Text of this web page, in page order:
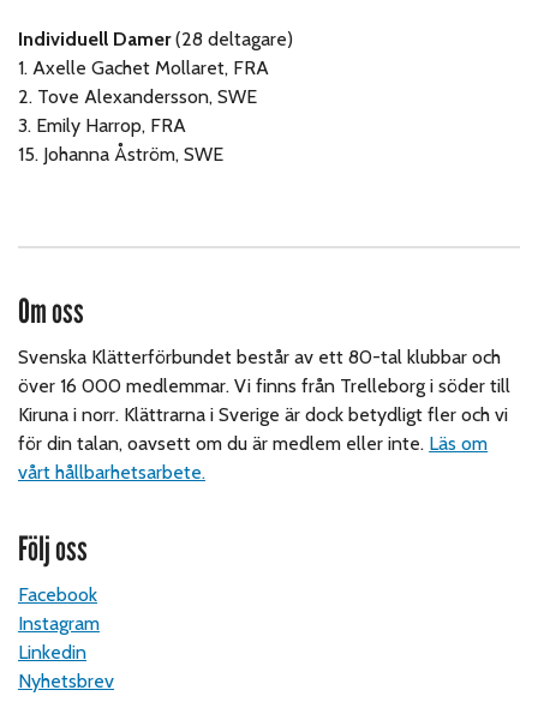
Individuell Damer(28 deltagare)
1. Axelle Gachet Mollaret, FRA
2. Tove Alexandersson, SWE
3. Emily Harrop, FRA
15. Johanna Åström, SWE
Om oss
Svenska Klätterförbundet består av ett 80-tal klubbar och
över 16 000 medlemmar. Vi finns från Trelleborg i söder till
Kiruna i norr. Klättrarna i Sverige är dock betydligt fler och vi
för din talan, oavsett om du är medlem eller inte. Läs om
vårt hållbarhetsarbete.
Följ oss
Facebook
Instagram
Linkedin
Nyhetsbrev